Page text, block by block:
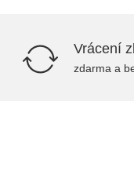
Vrácení
zdarma a